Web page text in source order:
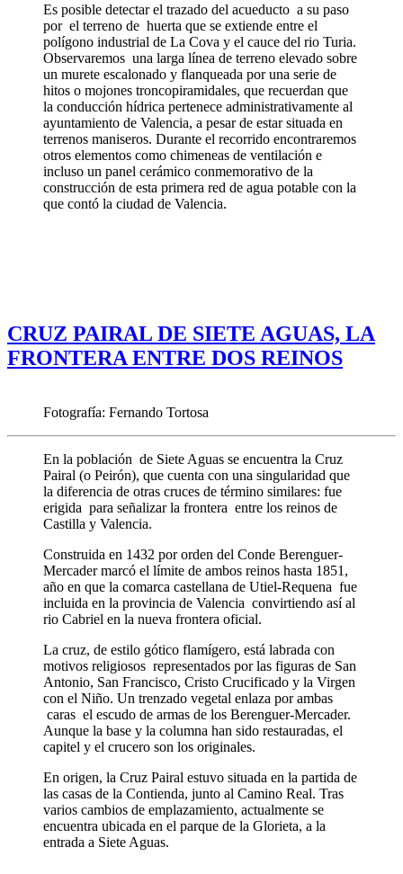
Es posible detectar el trazado del acueducto a su paso
por el terreno de huerta que se extiende entre el
polígono industrial de La Cova y el cauce del rio Turia.
Observaremos una larga línea de terreno elevado sobre
un murete escalonado y flanqueada por una serie de
hitos o mojones troncopiramidales, que recuerdan que
la conducción hídrica pertenece administrativamente al
ayuntamiento de Valencia, a pesar de estar situada en
terrenos maniseros. Durante el recorrido encontraremos
otros elementos como chimeneas de ventilación e
incluso un panel cerámico conmemorativo de la
construcción de esta primera red de agua potable con la
que contó la ciudad de Valencia.
CRUZ PAIRAL DE SIETE AGUAS, LA
FRONTERA ENTRE DOS REINOS
Fotografía: Fernando Tortosa
En la población de Siete Aguas se encuentra la Cruz
Pairal (o Peirón), que cuenta con una singularidad que
la diferencia de otras cruces de término similares: fue
erigida para señalizar la frontera entre los reinos de
Castilla y Valencia.
Construida en 1432 por orden del Conde Berenguer-
Mercader marcó el límite de ambos reinos hasta 1851,
año en que la comarca castellana de Utiel-Requena fue
incluida en la provincia de Valencia convirtiendo así al
rio Cabriel en la nueva frontera oficial.
La cruz, de estilo gótico flamígero, está labrada con
motivos religiosos representados por las figuras de San
Antonio, San Francisco, Cristo Crucificado y la Virgen
con el Niño. Un trenzado vegetal enlaza por ambas
caras el escudo de armas de los Berenguer-Mercader.
Aunque la base y la columna han sido restauradas, el
capitel y el crucero son los originales.
En origen, la Cruz Pairal estuvo situada en la partida de
las casas de la Contienda, junto al Camino Real. Tras
varios cambios de emplazamiento, actualmente se
encuentra ubicada en el parque de la Glorieta, a la
entrada a Siete Aguas.